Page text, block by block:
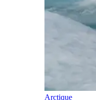
Arctique